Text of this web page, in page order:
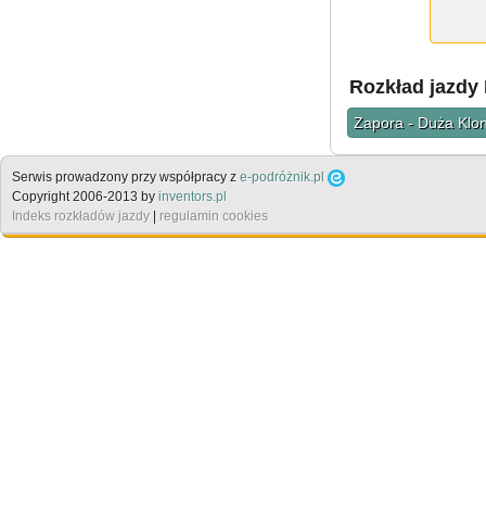
Rozkład
Zapora - Duża
Serwis prowadzony przy współpracy z e-podróżnik.pl
Copyright 2006-2013 by inventors.pl
Indeks rozkładów jazdy | regulamin cookies